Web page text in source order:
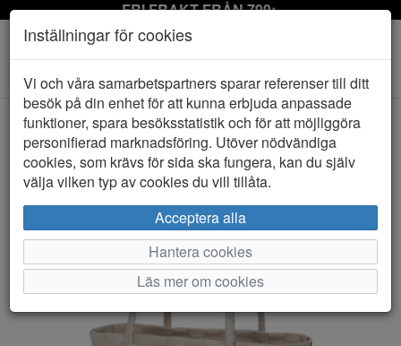
FRI FRAKT FRÅN 799:-
Toggle
navigation
HEM HANDED BY
Inställningar för cookies
Vi och våra samarbetspartners sparar referenser till ditt
besök på din enhet för att kunna erbjuda anpassade
funktioner, spara besöksstatistik och för att möjliggöra
personifierad marknadsföring. Utöver nödvändiga
cookies, som krävs för sida ska fungera, kan du själv
välja vilken typ av cookies du vill tillåta.
Acceptera alla
Hantera cookies
Läs mer om cookies